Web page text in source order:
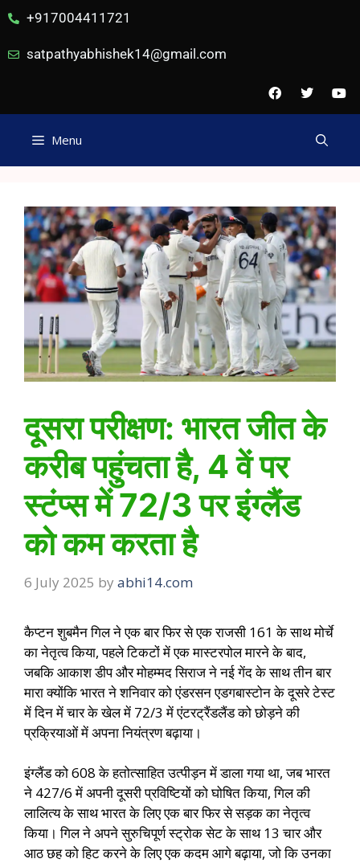
+917004411721
satpathyabhishek14@gmail.com
Menu
दूसरा परीक्षण: भारत जीत के
करीब पहुंचता है, 4 वें पर
स्टंप्स में 72/3 पर इंग्लैंड
को कम करता है
6 July 2025 by abhi14.com
कैप्टन शुबमैन गिल ने एक बार फिर से एक राजसी 161 के साथ मोर्चे
का नेतृत्व किया, पहले टिकटों में एक मास्टरपोल मारने के बाद,
जबकि आकाश डीप और मोहम्मद सिराज ने नई गेंद के साथ तीन बार
मारा क्योंकि भारत ने शनिवार को एंडरसन एडगबास्टोन के दूसरे टेस्ट
में दिन में चार के खेल में 72/3 में एंटरट्रैंडलैंड को छोड़ने की
प्रक्रियाओं में अपना नियंत्रण बढ़ाया।
इंग्लैंड को 608 के हतोत्साहित उत्पीड़न में डाला गया था, जब भारत
ने 427/6 में अपनी दूसरी प्रविष्टियों को घोषित किया, गिल की
लालित्य के साथ भारत के लिए एक बार फिर से सड़क का नेतृत्व
किया। गिल ने अपने सुरुचिपूर्ण स्ट्रोक सेट के साथ 13 चार और
आठ छह को हिट करने के लिए एक कदम आगे बढ़ाया, जो कि उनका